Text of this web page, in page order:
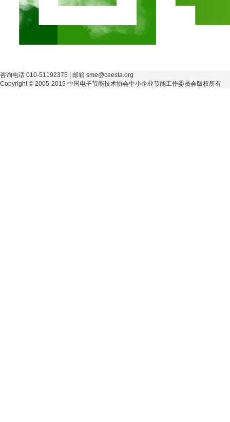
咨询电话 010-51192375 | 邮箱 sme@ceesta.org
Copyright © 2005-2019 中国电子节能技术协会中小企业节能工作委员会版权所有